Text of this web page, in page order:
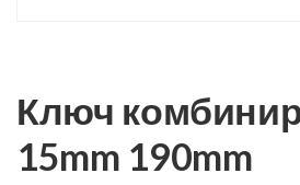
Ключ
15mm 190mm